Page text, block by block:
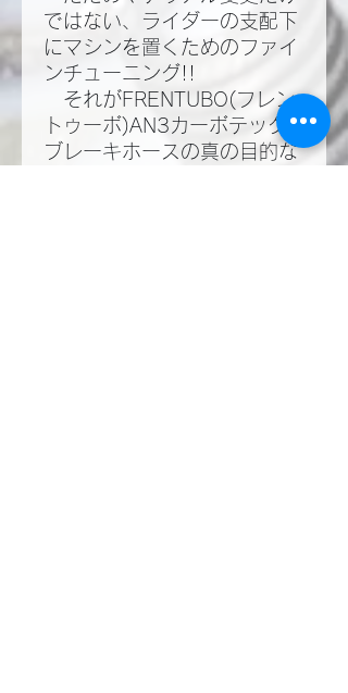
ではない、ライダーの支配下
にマシンを置くためのファイ
ンチューニング!!​
それがFRENTUBO(フレン
トゥーボ)AN3カーボテック
ブレーキホースの真の目的な